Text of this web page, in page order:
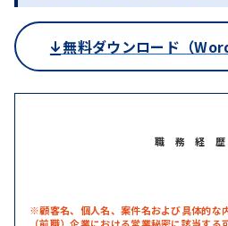
無料ダウンロード（Word
職 務 経
※顧客名、個人名、案件名および具体的な
（前職）企業における営業秘密に該当す